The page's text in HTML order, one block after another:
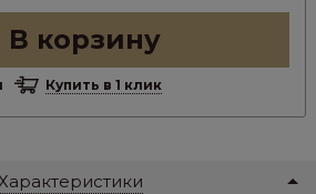
В корзину
Купить в 1 клик